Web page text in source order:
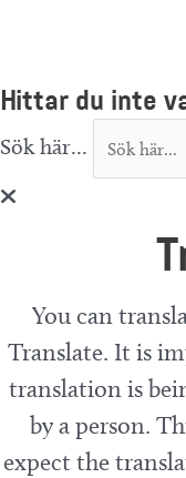
Hittar du inte
Sök här...
You can
Translate. It is
translation is
by a person.
expect the